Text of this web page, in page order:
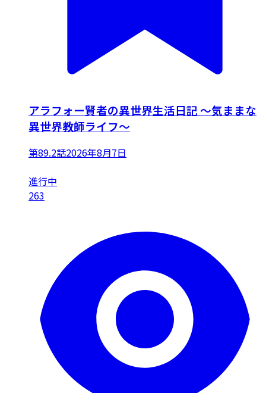
アラフォー賢者の異世界生活日記 ～気ままな
異世界教師ライフ～
第89.2話2026年8月7日
進行中
263